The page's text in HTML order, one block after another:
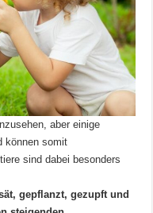
aber einige
können somit
sind dabei besonders
gepflanzt, gezupft und